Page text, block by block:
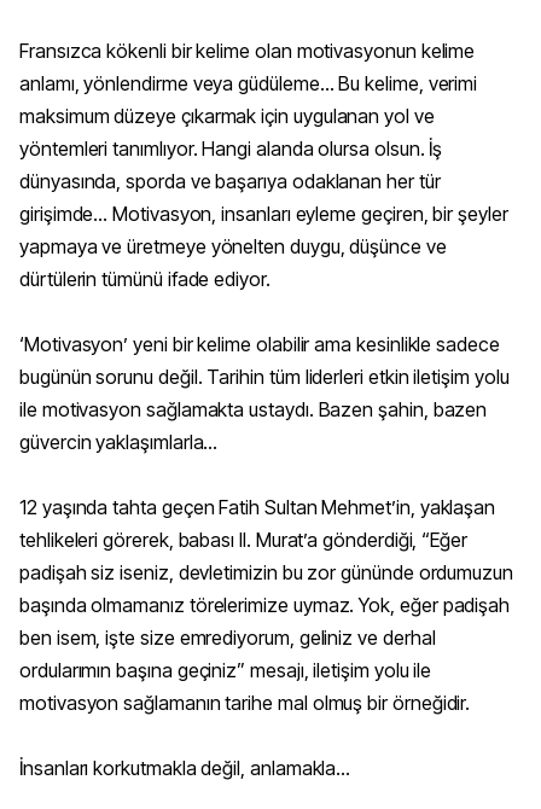
Fransızca kökenli bir kelime olan motivasyonun kelime
anlamı, yönlendirme veya güdüleme... Bu kelime, verimi
maksimum düzeye çıkarmak için uygulanan yol ve
yöntemleri tanımlıyor. Hangi alanda olursa olsun. İş
dünyasında, sporda ve başarıya odaklanan her tür
girişimde... Motivasyon, insanları eyleme geçiren, bir şeyler
yapmaya ve üretmeye yönelten duygu, düşünce ve
dürtülerin tümünü ifade ediyor.
‘Motivasyon’ yeni bir kelime olabilir ama kesinlikle sadece
bugünün sorunu değil. Tarihin tüm liderleri etkin iletişim yolu
ile motivasyon sağlamakta ustaydı. Bazen şahin, bazen
güvercin yaklaşımlarla...
12 yaşında tahta geçen Fatih Sultan Mehmet’in, yaklaşan
tehlikeleri görerek, babası II. Murat’a gönderdiği, “Eğer
padişah siz iseniz, devletimizin bu zor gününde ordumuzun
başında olmamanız törelerimize uymaz. Yok, eğer padişah
ben isem, işte size emrediyorum, geliniz ve derhal
ordularımın başına geçiniz” mesajı, iletişim yolu ile
motivasyon sağlamanın tarihe mal olmuş bir örneğidir.
İnsanları korkutmakla değil, anlamakla...